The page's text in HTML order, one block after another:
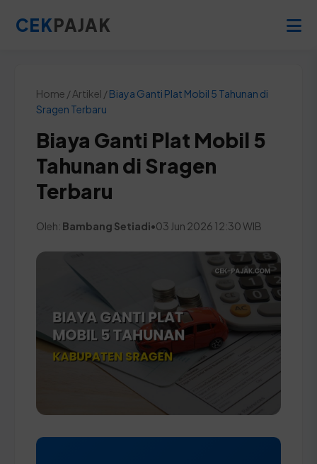
CEKPAJAK
Home / Artikel /Biaya Ganti Plat Mobil 5 Tahunan di
Sragen Terbaru
Biaya Ganti Plat Mobil 5
Tahunan di Sragen
Terbaru
Oleh: Bambang Setiadi•03 Jun 2026 12:30 WIB